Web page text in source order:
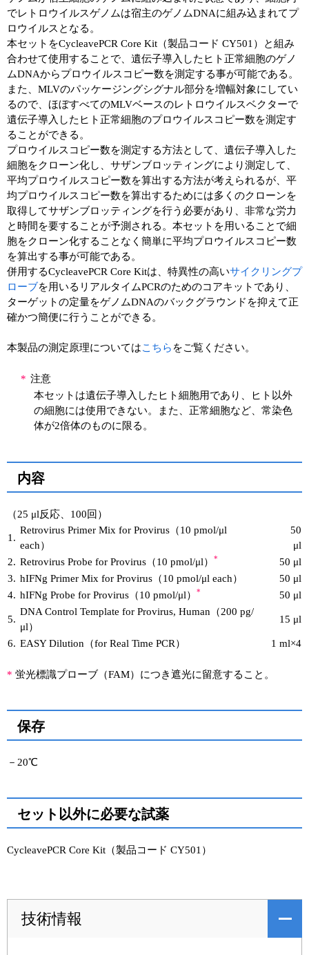
プロトコール集
ユーザーズボイス集
動画ライブラリー
Q&A
でレトロウイルスゲノムは宿主のゲノムDNAに組み込まれてプ
ロウイルスとなる。
本セットをCycleavePCR Core Kit（製品コード CY501）と組み
合わせて使用することで、遺伝子導入したヒト正常細胞のゲノ
ムDNAからプロウイルスコピー数を測定する事が可能である。
また、MLVのパッケージングシグナル部分を増幅対象にしてい
るので、ほぼすべてのMLVベースのレトロウイルスベクターで
遺伝子導入したヒト正常細胞のプロウイルスコピー数を測定す
ることができる。
プロウイルスコピー数を測定する方法として、遺伝子導入した
細胞をクローン化し、サザンブロッティングにより測定して、
平均プロウイルスコピー数を算出する方法が考えられるが、平
均プロウイルスコピー数を算出するためには多くのクローンを
取得してサザンブロッティングを行う必要があり、非常な労力
と時間を要することが予測される。本セットを用いることで細
胞をクローン化することなく簡単に平均プロウイルスコピー数
を算出する事が可能である。
併用するCycleavePCR Core Kitは、特異性の高いサイクリングプ
ローブを用いるリアルタイムPCRのためのコアキットであり、
ターゲットの定量をゲノムDNAのバックグラウンドを抑えて正
確かつ簡便に行うことができる。
本製品の測定原理についてはこちら をご覧ください。
* 注意
本セットは遺伝子導入したヒト細胞用であり、ヒト以外
の細胞には使用できない。また、正常細胞など、常染色
体が2倍体のものに限る。
内容
（25 μl反応、100回）
1.
Retrovirus Primer Mix for Provirus（10 pmol/μl
each）
50
μl
2. Retrovirus Probe for Provirus（10 pmol/μl） *
50 μl
3. hIFNg Primer Mix for Provirus（10 pmol/μl each）
50 μl
4. hIFNg Probe for Provirus（10 pmol/μl） * 50 μl
5.
DNA Control Template for Provirus, Human（200 pg/
μl）
15 μl
6. EASY Dilution（for Real Time PCR） 1 ml×4
* 蛍光標識プローブ（FAM）につき遮光に留意すること。
保存
－20℃
セット以外に必要な試薬
CycleavePCR Core Kit（製品コード CY501）
技術情報